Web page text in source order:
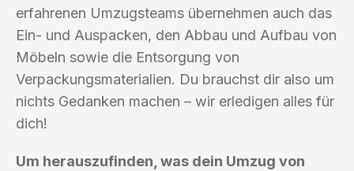
erfahrenen Umzugsteams übernehmen auch das
Ein- und Auspacken, den Abbau und Aufbau von
Möbeln sowie die Entsorgung von
Verpackungsmaterialien. Du brauchst dir also um
nichts Gedanken machen – wir erledigen alles für
dich!
Um herauszufinden, was dein Umzug von